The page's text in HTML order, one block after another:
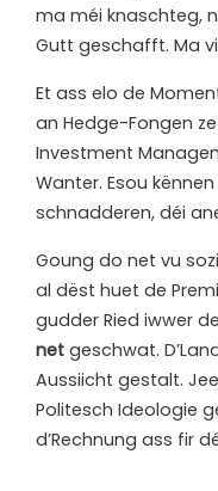
ma méi knaschteg,
Gutt geschafft. Ma
Et ass elo de
an Hedge-Fongen
Investment
Wanter. Esou
schnadderen, déi
Goung do net vu
al dëst huet de
gudder Ried iwwer
net geschwat.
Aussiicht gestalt.
Politesch Ideologie
d’Rechnung ass fir